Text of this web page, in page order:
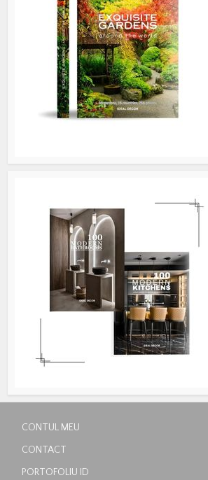
CONTUL MEU
CONTACT
PORTOFOLIU ID